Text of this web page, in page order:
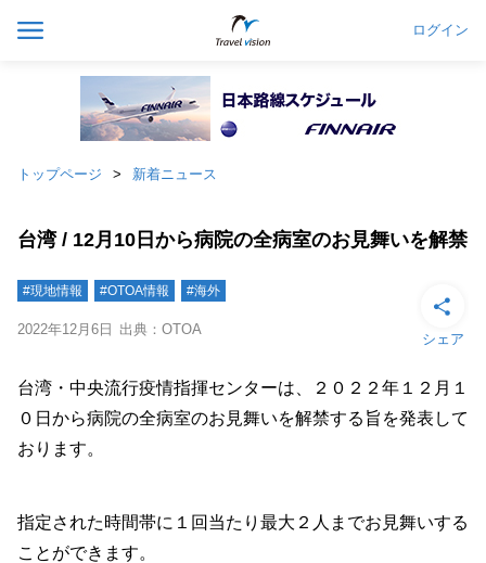
ログイン
トップページ 新着ニュース
台湾 / 12月10日から病院の全病室のお見舞いを解禁
#現地情報 #OTOA情報 #海外
2022年12月6日 出典：OTOA
シェア
台湾・中央流行疫情指揮センターは、２０２２年１２月１
０日から病院の全病室のお見舞いを解禁する旨を発表して
おります。
指定された時間帯に１回当たり最大２人までお見舞いする
ことができます。